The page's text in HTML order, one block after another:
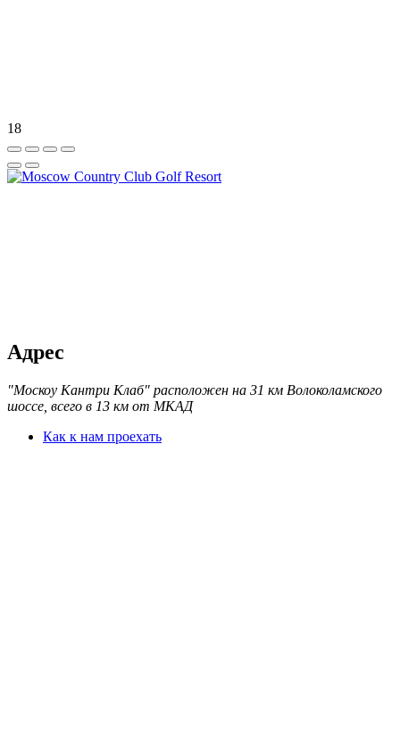
18
Адрес
"Москоу Кантри Клаб" расположен на 31 км Волоколамского
шоссе, всего в 13 км от МКАД
Как к нам проехать